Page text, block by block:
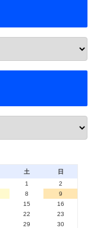
土
日
1
2
8
9
15
16
22
23
29
30